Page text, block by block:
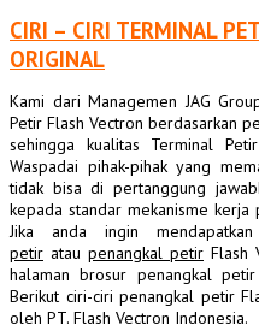
CIRI – CIRI TERMINAL
ORIGINAL
Kami dari Managemen JAG
Petir Flash Vectron berdasarkan
sehingga kualitas Terminal
Waspadai pihak-pihak yang
tidak bisa di pertanggung
kepada standar mekanisme kerja
Jika anda ingin
petir atau penangkal petir Flash
halaman brosur penangkal
Berikut ciri-ciri penangkal petir
oleh PT. Flash Vectron Indonesia.